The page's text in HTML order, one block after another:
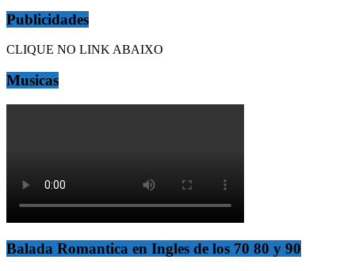
Publicidades
CLIQUE NO LINK ABAIXO
Musicas
Balada Romantica en Ingles de los 70 80 y 90